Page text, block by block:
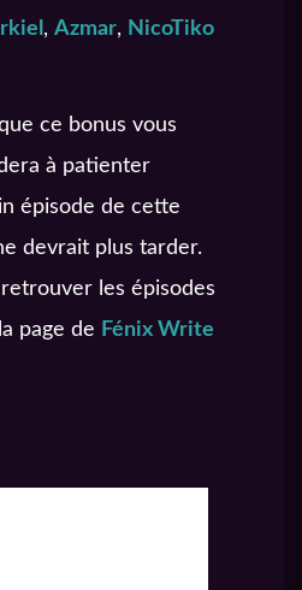
, Azmar, NicoTiko
ce bonus vous
à patienter
épisode de cette
devrait plus tarder.
les épisodes
page de Fénix Write